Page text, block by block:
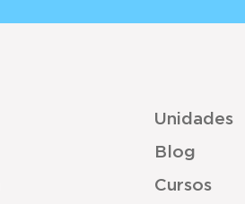
Unidades
Blog
Cursos